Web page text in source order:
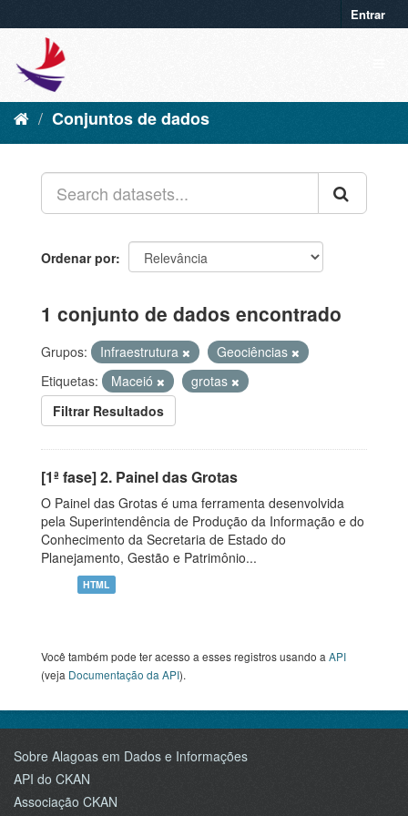
Entrar
Conjuntos de dados
Ordenar por
1 conjunto de dados encontrado
Grupos: Infraestrutura
Geociências
Etiquetas:
Maceió
grotas
Filtrar Resultados
[1ª fase] 2. Painel das Grotas
O Painel das Grotas é uma ferramenta desenvolvida
pela Superintendência de Produção da Informação e do
Conhecimento da Secretaria de Estado do
Planejamento, Gestão e Patrimônio...
HTML
Você também pode ter acesso a esses registros usando a API
(veja Documentação da API).
Sobre Alagoas em Dados e Informações
API do CKAN
Associação CKAN